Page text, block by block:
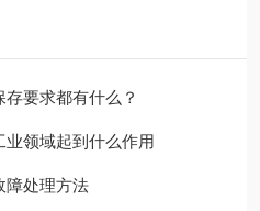
要求都有什么？
领域起到什么作用
障处理方法